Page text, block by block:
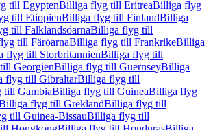
till EgyptenBilliga flyg till EritreaBilliga flyg
till EtiopienBilliga flyg till FinlandBilliga
till FalklandsöarnaBilliga flyg till
till FäröarnaBilliga flyg till FrankrikeBilliga
flyg till StorbritannienBilliga flyg till
GeorgienBilliga flyg till GuernseyBilliga
flyg till GibraltarBilliga flyg till
GambiaBilliga flyg till GuineaBilliga flyg
flyg till GreklandBilliga flyg till
till Guinea-BissauBilliga flyg till